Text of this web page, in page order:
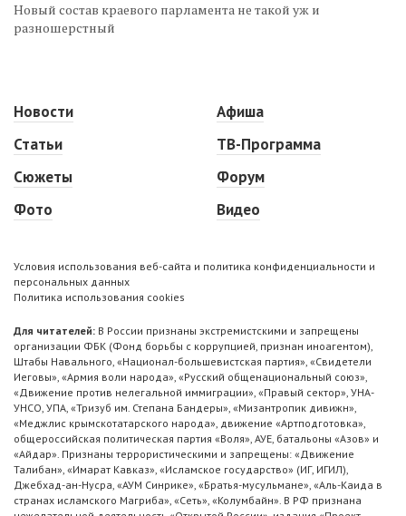
Новый состав краевого парламента не такой уж и
разношерстный
Новости
Статьи
Сюжеты
Фото
Афиша
ТВ-Программа
Форум
Видео
Условия использования веб-сайта и политика конфиденциальности и
персональных данных
Политика использования cookies
Для читателей: В России признаны экстремистскими и запрещены
организации ФБК (Фонд борьбы с коррупцией, признан иноагентом),
Штабы Навального, «Национал-большевистская партия», «Свидетели
Иеговы», «Армия воли народа», «Русский общенациональный союз»,
«Движение против нелегальной иммиграции», «Правый сектор», УНА-
УНСО, УПА, «Тризуб им. Степана Бандеры», «Мизантропик дивижн»,
«Меджлис крымскотатарского народа», движение «Артподготовка»,
общероссийская политическая партия «Воля», АУЕ, батальоны «Азов» и
«Айдар». Признаны террористическими и запрещены: «Движение
Талибан», «Имарат Кавказ», «Исламское государство» (ИГ, ИГИЛ),
Джебхад-ан-Нусра, «АУМ Синрике», «Братья-мусульмане», «Аль-Каида в
странах исламского Магриба», «Сеть», «Колумбайн». В РФ признана